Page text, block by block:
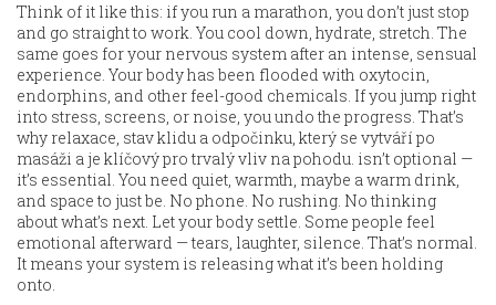
Think of it like this: if you run a marathon, you don’t just stop
and go straight to work. You cool down, hydrate, stretch. The
same goes for your nervous system after an intense, sensual
experience. Your body has been flooded with oxytocin,
endorphins, and other feel-good chemicals. If you jump right
into stress, screens, or noise, you undo the progress. That’s
why relaxace, stav klidu a odpočinku, který se vytváří po
masáži a je klíčový pro trvalý vliv na pohodu. isn’t optional —
it’s essential. You need quiet, warmth, maybe a warm drink,
and space to just be. No phone. No rushing. No thinking
about what’s next. Let your body settle. Some people feel
emotional afterward — tears, laughter, silence. That’s normal.
It means your system is releasing what it’s been holding
onto.